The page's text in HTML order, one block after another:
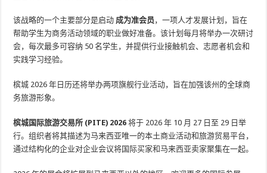
该战略的一个主要部分是启动 成为准会员 ，一项人才发展计划，旨在
帮助学生为商务活动领域的职业做好准备。该计划每月将举办一次研讨
会，每次最多可容纳 50 名学生，并提供行业接触机会、志愿者机会和
实践学习经验。
槟城 2026 年日历还将举办两项旗舰行业活动，旨在加强该州的全球商
务旅游形象。
槟城国际旅游交易所 (PITE) 2026 将于 2026 年 10 月 27 日至 29 日举
行。组织者将其描述为马来西亚唯一的本土商业活动和旅游贸易平台，
通过结构化的企业对企业会议将国际买家和马来西亚卖家聚集在一起。